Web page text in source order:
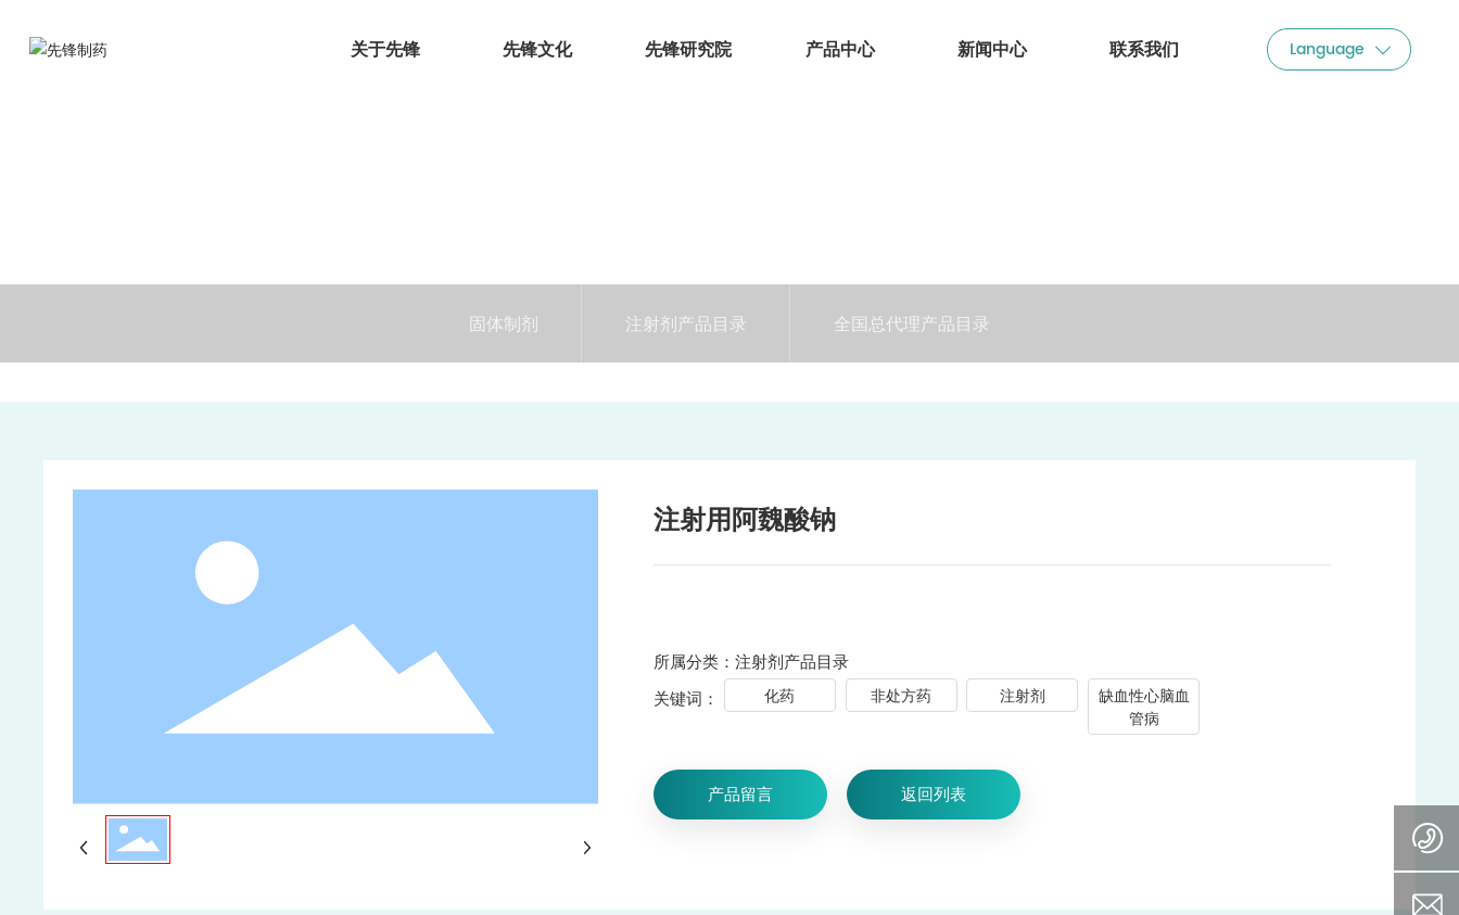
关于先锋 先锋文化 先锋研究院 产品中心 新闻中心 联系我们 Language
固体制剂 注射剂产品目录 全国总代理产品目录
注射用阿魏酸钠
所属分类：注射剂产品目录
关键词： 化药 非处方药 注射剂
缺血性心脑血
管病
产品留言 返回列表